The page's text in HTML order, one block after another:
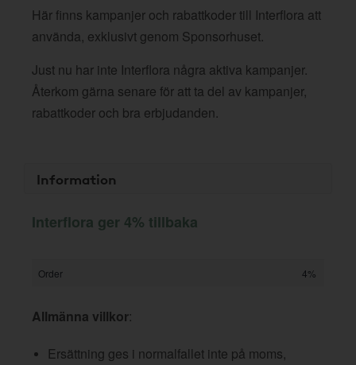
Här finns kampanjer och rabattkoder till Interflora att
använda, exklusivt genom Sponsorhuset.
Just nu har inte Interflora några aktiva kampanjer.
Återkom gärna senare för att ta del av kampanjer,
rabattkoder och bra erbjudanden.
Information
Interflora ger 4% tillbaka
Order 4%
Allmänna villkor:
Ersättning ges i normalfallet inte på moms,